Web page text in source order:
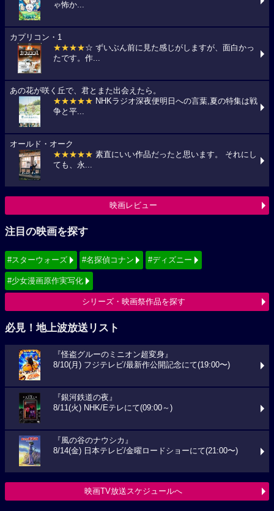
ゃ怖か...
カプリコン・1
★★★★☆ ずいぶん前に見た感じがしますが、面白かっ
たです。作...
あの花が咲く丘で、君とまた出会えたら。
★★★★★ NHKラジオ深夜便明日への言葉,夏の特集は戦
争と平...
オールド・オーク
★★★★★ 素直にいい作品だったと思います。 それにし
ても、永...
映画レビュー
注目の映画を探す
#スターウォーズ #名探偵コナン #ディズニー
#少女漫画原作実写化
シリーズ・映画祭作品を探す
必見！地上波放送リスト
『怪盗グルーのミニオン超変身』
8/10(月) フジテレビ/最新作公開記念にて(19:00〜)
『銀河鉄道の夜』
8/11(火) NHK/Eテレにて(09:00～)
『風の谷のナウシカ』
8/14(金) 日本テレビ/金曜ロードショーにて(21:00〜)
映画TV放送スケジュールへ